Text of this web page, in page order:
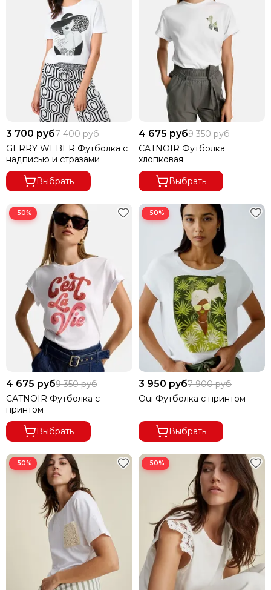
3 700 руб7 400 руб
GERRY WEBER Футболка с
надписью и стразами
Выбрать
4 675 руб9 350 руб
CATNOIR Футболка
хлопковая
Выбрать
−50%
4 675 руб9 350 руб
CATNOIR Футболка с
принтом
Выбрать
−50%
3 950 руб7 900 руб
Oui Футболка с принтом
Выбрать
−50% −50%